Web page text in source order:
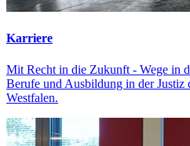
Karriere
Mit Recht in die Zukunft - Wege in
Berufe und Ausbildung in der Justiz
Westfalen.